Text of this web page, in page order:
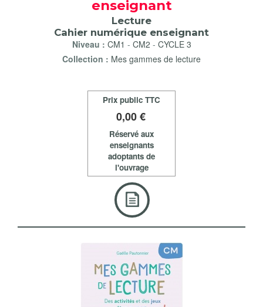
enseignant
Lecture
Cahier numérique enseignant
Niveau : CM1 - CM2 - CYCLE 3
Collection : Mes gammes de lecture
Prix public TTC
0,00 €
Réservé aux
enseignants
adoptants de
l'ouvrage